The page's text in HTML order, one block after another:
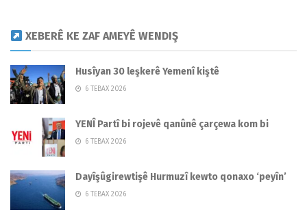
XEBERÊ KE ZAF AMEYÊ WENDIŞ
Husîyan 30 leşkerê Yemenî kiştê
6 TEBAX 2026
YENÎ Partî bi rojevê qanûnê çarçewa kom bi
6 TEBAX 2026
Dayîşûgirewtişê Hurmuzî kewto qonaxo ‘peyîn’
6 TEBAX 2026